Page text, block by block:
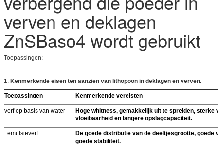
verven en deklagen
ZnSBaso4 wordt gebruikt
Toepassingen:
1. Kenmerkende eisen ten aanzien van lithopoon in deklagen en verven.
Toepassingen Kenmerkende vereisten
verf op basis van water
Hoge whitness, gemakkelijk uit te spreiden, sterke
vloeibaarheid en langere opslagcapaciteit.
emulsieverf
De goede distributie van de deeltjesgrootte,
goede stabiliteit.